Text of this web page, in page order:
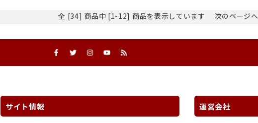
全 [34] 商品中 [1-12] 商品を表示しています 次のページへ
サイト情報 運営会社